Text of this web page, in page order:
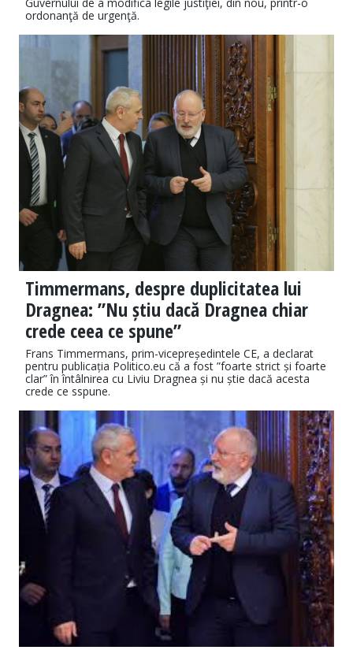
ordonanţă de urgenţă.
Timmermans, despre duplicitatea lui
Dragnea: ”Nu știu dacă Dragnea chiar
crede ceea ce spune”
Frans Timmermans, prim-vicepreședintele CE, a declarat
pentru publicația Politico.eu că a fost ”foarte strict și foarte
clar” în întâlnirea cu Liviu Dragnea și nu știe dacă acesta
crede ce sspune.